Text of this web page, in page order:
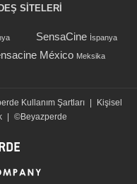
SİTELERİ
SensaCine İspanya
México Meksika
Kullanım Şartları |
Kişisel
| ©Beyazperde